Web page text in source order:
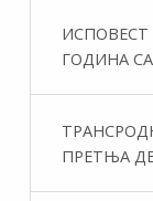
ГОДИНА
ПРЕТЊА